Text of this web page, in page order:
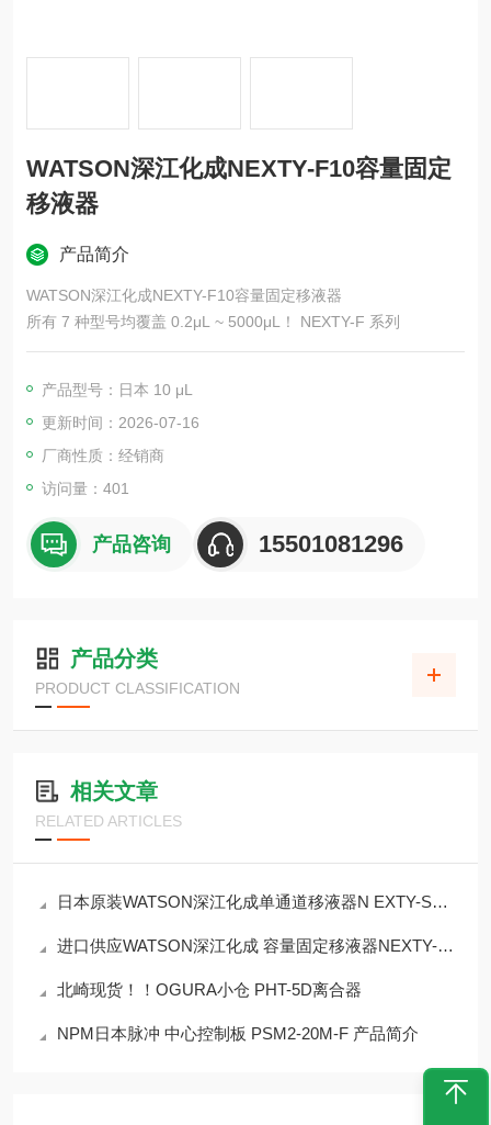
WATSON深江化成NEXTY-F10容量固定
移液器
产品简介
WATSON深江化成NEXTY-F10容量固定移液器
所有 7 种型号均覆盖 0.2μL ~ 5000μL！ NEXTY-F 系列
产品型号：日本 10 μL
更新时间：2026-07-16
厂商性质：经销商
访问量：401
产品咨询 15501081296
产品分类
PRODUCT CLASSIFICATION
相关文章
RELATED ARTICLES
日本原装WATSON深江化成单通道移液器N EXTY-S20 2~20 微升
进口供应WATSON深江化成 容量固定移液器NEXTY-F200 200μL
北崎现货！！OGURA小仓 PHT-5D离合器
NPM日本脉冲 中心控制板 PSM2-20M-F 产品简介